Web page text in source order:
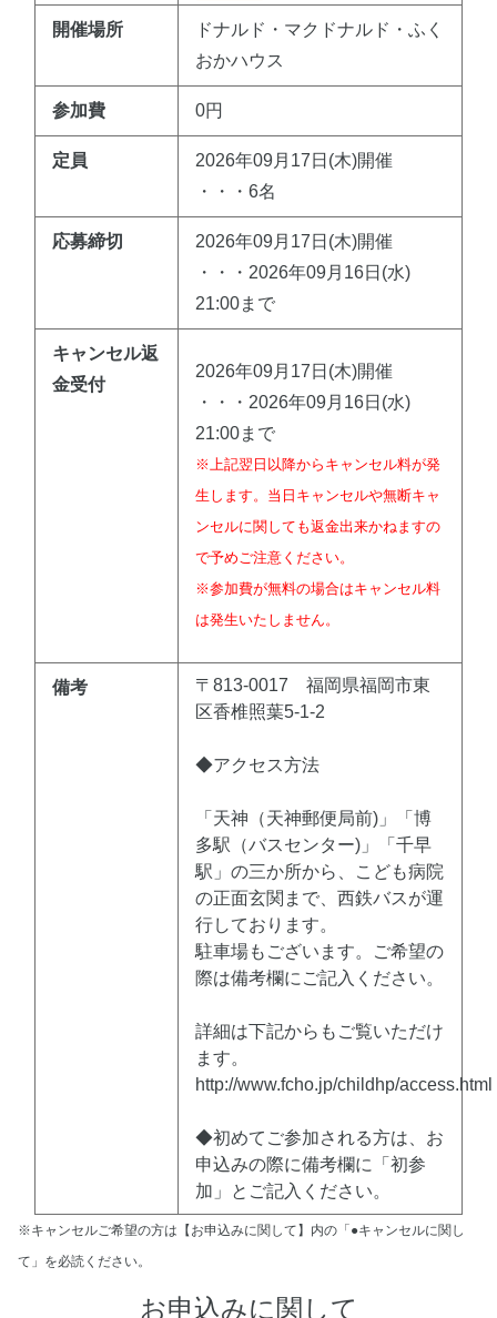
開催場所
ドナルド・マクドナルド・ふく
おかハウス
参加費 0円
定員
2026年09月17日(木)開催
・・・6名
応募締切
2026年09月17日(木)開催
・・・2026年09月16日(水)
21:00まで
キャンセル返
金受付
2026年09月17日(木)開催
・・・2026年09月16日(水)
21:00まで
※上記翌日以降からキャンセル料が発
生します。当日キャンセルや無断キャ
ンセルに関しても返金出来かねますの
で予めご注意ください。
※参加費が無料の場合はキャンセル料
は発生いたしません。
備考
〒813-0017 福岡県福岡市東
区香椎照葉5-1-2
◆アクセス方法
「天神（天神郵便局前)」「博
多駅（バスセンター)」「千早
駅」の三か所から、こども病院
の正面玄関まで、西鉄バスが運
行しております。
駐車場もございます。ご希望の
際は備考欄にご記入ください。
詳細は下記からもご覧いただけ
ます。
http://www.fcho.jp/childhp/access.html
◆初めてご参加される方は、お
申込みの際に備考欄に「初参
加」とご記入ください。
※キャンセルご希望の方は【お申込みに関して】内の「●キャンセルに関し
て」を必読ください。
お申込みに関して